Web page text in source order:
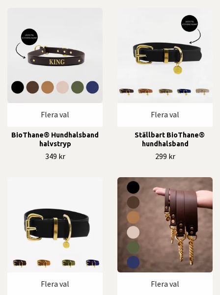
Flera val
BioThane® Hundhalsband
halvstryp
349 kr
Flera val
Ställbart BioThane®
hundhalsband
299 kr
Flera val Flera val